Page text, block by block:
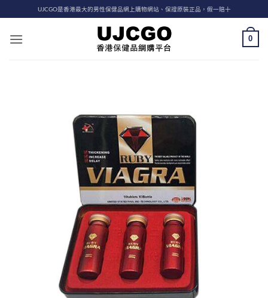
to
content
UJCGO是香港最大的男性保健品網上購物網站、保證原裝正品，假一賠十
0